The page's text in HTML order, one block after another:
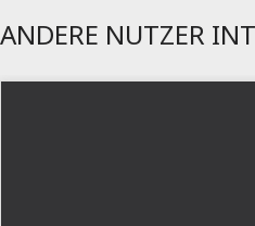
ANDERE NUTZER